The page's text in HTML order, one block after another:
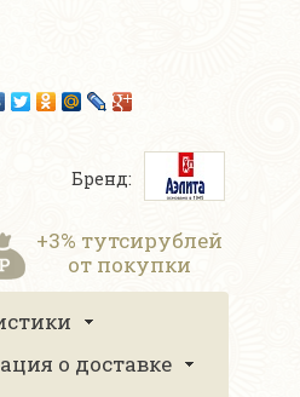
Бренд:
+3% тутсирублей
от покупки
о доставке